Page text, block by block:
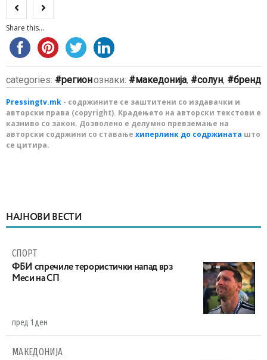
Share this...
categories: регионознаки: македонија, солун, бренд
Pressingtv.mk - содржините се заштитени со издавачки и
авторски права (copyright). Крадењето на авторски текстови е
казниво со закон. Дозволено е делумно превземање на
авторски содржини со ставање хиперлинк до содржината што
се цитира.
НАЈНОВИ ВЕСТИ
СПОРТ
ФБИ спречиле терористички напад врз
Меси на СП
пред 1 ден
МАКЕДОНИЈА